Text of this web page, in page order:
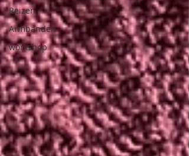
Reizen
Armbanden
workshop